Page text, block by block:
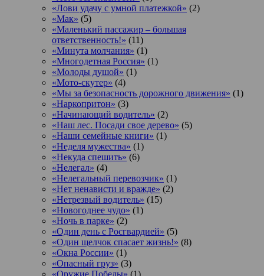
«Лови удачу с умной платежкой» (2)
«Мак» (5)
«Маленький пассажир – большая
ответственность!» (11)
«Минута молчания» (1)
«Многодетная Россия» (1)
«Молоды душой» (1)
«Мото-скутер» (4)
«Мы за безопасность дорожного движения» (1)
«Наркопритон» (3)
«Начинающий водитель» (2)
«Наш лес. Посади свое дерево» (5)
«Наши семейные книги» (1)
«Неделя мужества» (1)
«Некуда спешить» (6)
«Нелегал» (4)
«Нелегальный перевозчик» (1)
«Нет ненависти и вражде» (2)
«Нетрезвый водитель» (15)
«Новогоднее чудо» (1)
«Ночь в парке» (2)
«Один день с Росгвардией» (5)
«Один щелчок спасает жизнь!» (8)
«Окна России» (1)
«Опасный груз» (3)
«Оружие Победы» (1)